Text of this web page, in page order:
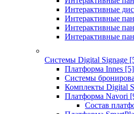
Интерактивные
Интерактивные
Интерактивные
Интерактивные
Системы Digital Signage
Платформа Innes [5]
Системы
Комплекты Digital
Платформа Navori
Состав